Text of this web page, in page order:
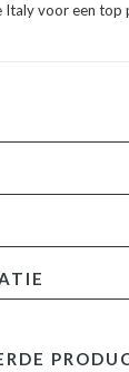
Italy voor een top